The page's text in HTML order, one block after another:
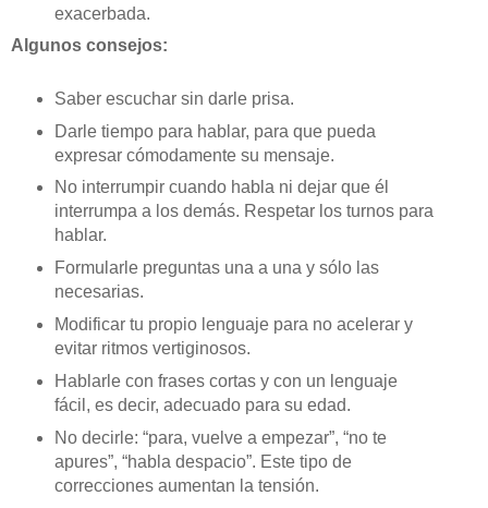
exacerbada.
Algunos consejos:
Saber escuchar sin darle prisa.
Darle tiempo para hablar, para que pueda
expresar cómodamente su mensaje.
No interrumpir cuando habla ni dejar que él
interrumpa a los demás. Respetar los turnos para
hablar.
Formularle preguntas una a una y sólo las
necesarias.
Modificar tu propio lenguaje para no acelerar y
evitar ritmos vertiginosos.
Hablarle con frases cortas y con un lenguaje
fácil, es decir, adecuado para su edad.
No decirle: “para, vuelve a empezar”, “no te
apures”, “habla despacio”. Este tipo de
correcciones aumentan la tensión.